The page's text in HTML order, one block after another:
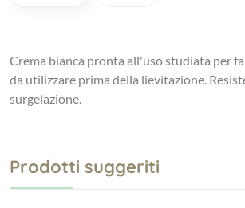
Crema bianca pronta all'uso studiata per
da utilizzare prima della lievitazione.
surgelazione.
Prodotti suggeriti